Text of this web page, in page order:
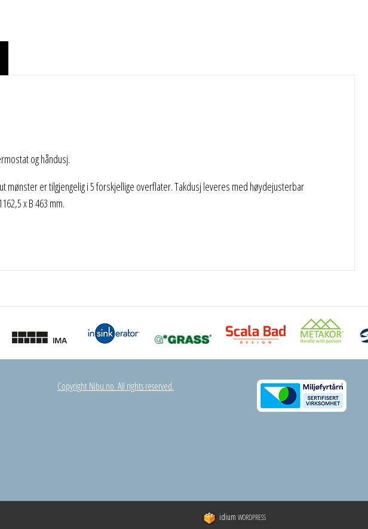
og håndusj.
mønster er tilgjengelig i 5 forskjellige overflater. Takdusj leveres med høydejusterbar
x B 463 mm.
Copyright Nibu.no. All rights reserved.
idium WORDPRESS